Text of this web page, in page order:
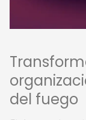
del fuego